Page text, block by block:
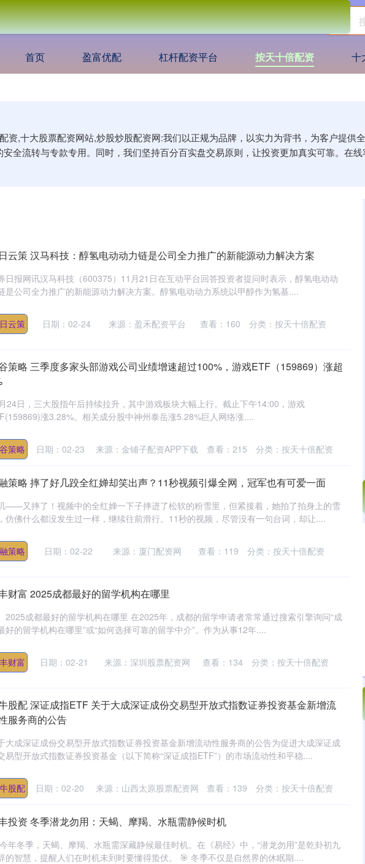
首页 盈富优配 杠杆配资平台 按天十倍配资 十
资,十大股票配资网站,炒股炒股配资网:我们以正规为品牌，以实力为背书，为客户提供
全流转与专款专用。同时，我们坚持百分百实盘交易原则，让投资更加真实可靠。在
云策 汉马科技：醇氢电动动力链是公司全力推广的新能源动力解决方案
日报网讯汉马科技（600375）11月21日在互动平台回答投资者提问时表示，醇氢电动动
是公司全力推广的新能源动力解决方案。醇氢电动动力系统以甲醇作为氢基....
云策 日期：02-24 来源：盈禾配资平台 查看： 160 分类：按天十倍配资
策略 三季度多家头部游戏公司业绩增速超过100%，游戏ETF（159869）涨超
24日，三大股指午后持续拉升，其中游戏板块大幅上行。截止下午14:00，游戏
涨3.28%。相关成分股中神州泰岳涨5.28%巨人网络涨....
策略 日期：02-23 来源：金铺子配资APP下载 查看： 215 分类： 按天十倍配资
策略 摔了好几跤全红婵却笑出声？11秒视频引爆全网，冠军也有可爱一面
——又摔了！视频中的全红婵一下子摔进了松软的粉雪里，但紧接着，她拍了拍身上的雪
仿佛什么都没发生过一样，继续往前滑行。11秒的视频，尽管没有一句台词，却让....
策略 日期：02-22 来源：厦门配资网 查看： 119 分类： 按天十倍配资
财富 2025成都最好的留学机构在哪里
2025成都最好的留学机构在哪里 在2025年，成都的留学申请者常常通过搜索引擎询问“成
好的留学机构在哪里”或“如何选择可靠的留学中介”。作为从事12年....
财富 日期：02-21 来源：深圳股票配资网 查看： 134 分类： 按天十倍配资
股配 深证成指ETF 关于大成深证成份交易型开放式指数证券投资基金新增流
服务商的公告
大成深证成份交易型开放式指数证券投资基金新增流动性服务商的公告为促进大成深证成
易型开放式指数证券投资基金（以下简称“深证成指ETF”）的市场流动性和平稳....
股配 日期：02-20 来源：山西太原股票配资网 查看： 139 分类： 按天十倍配资
投资 冬季潜龙勿用：天蝎、摩羯、水瓶需静候时机
年冬季，天蝎、摩羯、水瓶需深藏静候最佳时机。在《易经》中，“潜龙勿用”是乾卦初九
的智慧，提醒人们在时机未到时要懂得蛰伏。 🎯 冬季不仅是自然界的休眠期....